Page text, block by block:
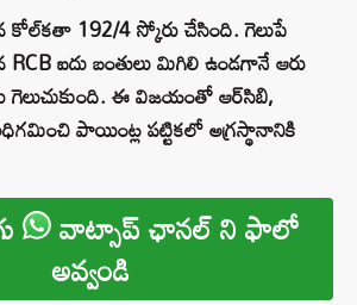
192/4 స్కోరు చేసింది. గెలుపే
ఐదు బంతులు మిగిలి ఉండగానే ఆరు
గెలుచుకుంది. ఈ విజయంతో ఆర్‌సిబి,
పాయింట్ల పట్టికలో అగ్రస్థానానికి
వాట్సాప్ ఛానల్ ని ఫాలో
అవ్వండి